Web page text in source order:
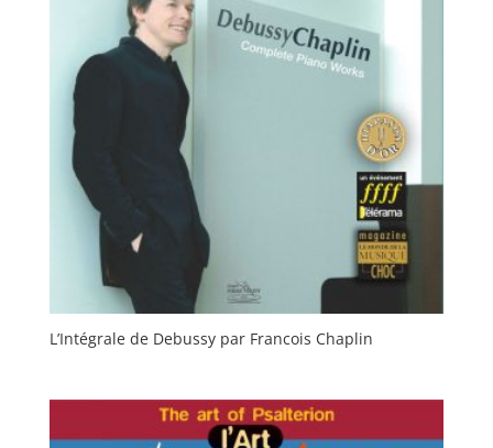
L’Intégrale de Debussy par Francois Chaplin